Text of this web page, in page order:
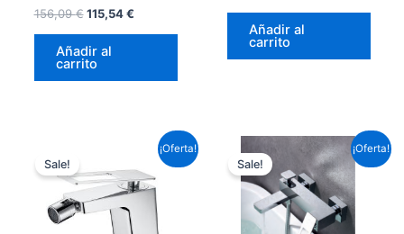
156,09€ 115,54€
Añadir al
carrito
Añadir al
carrito
¡Oferta!
Sale!
original
era:
99,22 €.
precio
actual
es:
73,45 €.
¡Oferta!
Sale!
precio
original
era:
225,06 €.
El
precio
actual
es:
166,59 €.